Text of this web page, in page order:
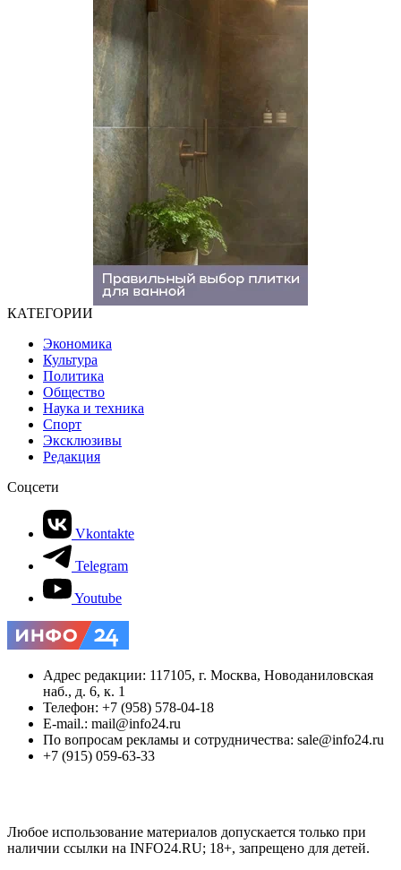
КАТЕГОРИИ
Экономика
Культура
Политика
Общество
Наука и техника
Спорт
Эксклюзивы
Редакция
Соцсети
Vkontakte
Telegram
Youtube
Адрес редакции: 117105, г. Москва, Новоданиловская
наб., д. 6, к. 1
Телефон: +7 (958) 578-04-18
E-mail.: mail@info24.ru
По вопросам рекламы и сотрудничества: sale@info24.ru
+7 (915) 059-63-33
Любое использование материалов допускается только при
наличии ссылки на INFO24.RU; 18+, запрещено для детей.